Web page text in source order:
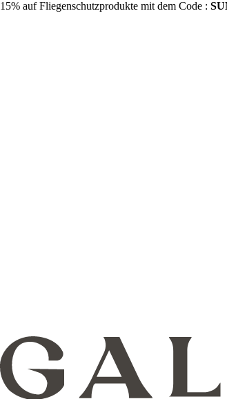
15% auf Fliegenschutzprodukte mit dem Code :